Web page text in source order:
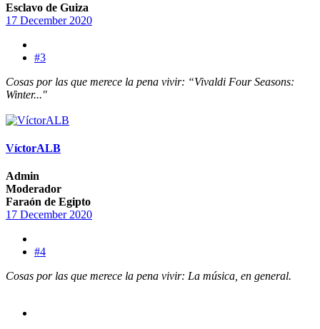
Esclavo de Guiza
17 December 2020
#3
Cosas por las que merece la pena vivir: “Vivaldi Four Seasons:
Winter..."
VíctorALB
Admin
Moderador
Faraón de Egipto
17 December 2020
#4
Cosas por las que merece la pena vivir: La música, en general.